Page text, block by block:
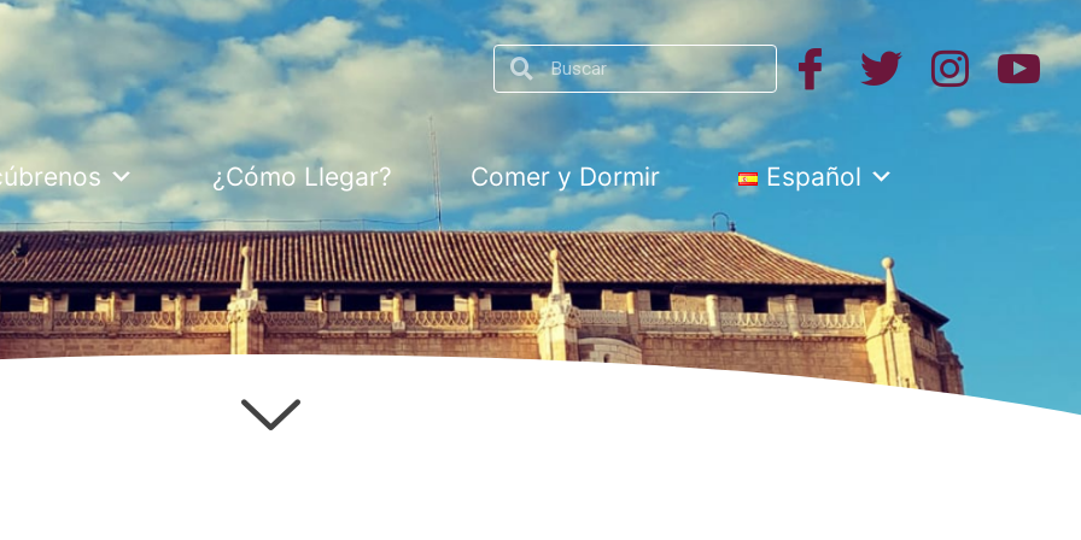
SearchSearch
¿Cómo Llegar? Comer y Dormir Español